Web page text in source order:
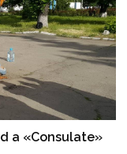
a «Consulate»